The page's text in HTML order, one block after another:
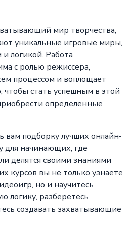
мир творчества,
уникальные игровые миры,
логикой. Работа
с ролью режиссера,
процессом и воплощает
стать успешным в этой
определенные
вам подборку лучших онлайн-
для начинающих, где
делятся своими знаниями
курсов вы не только узнаете
но и научитесь
логику, разберетесь
создавать захватывающие